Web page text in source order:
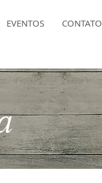
EVENTOS CONTATO